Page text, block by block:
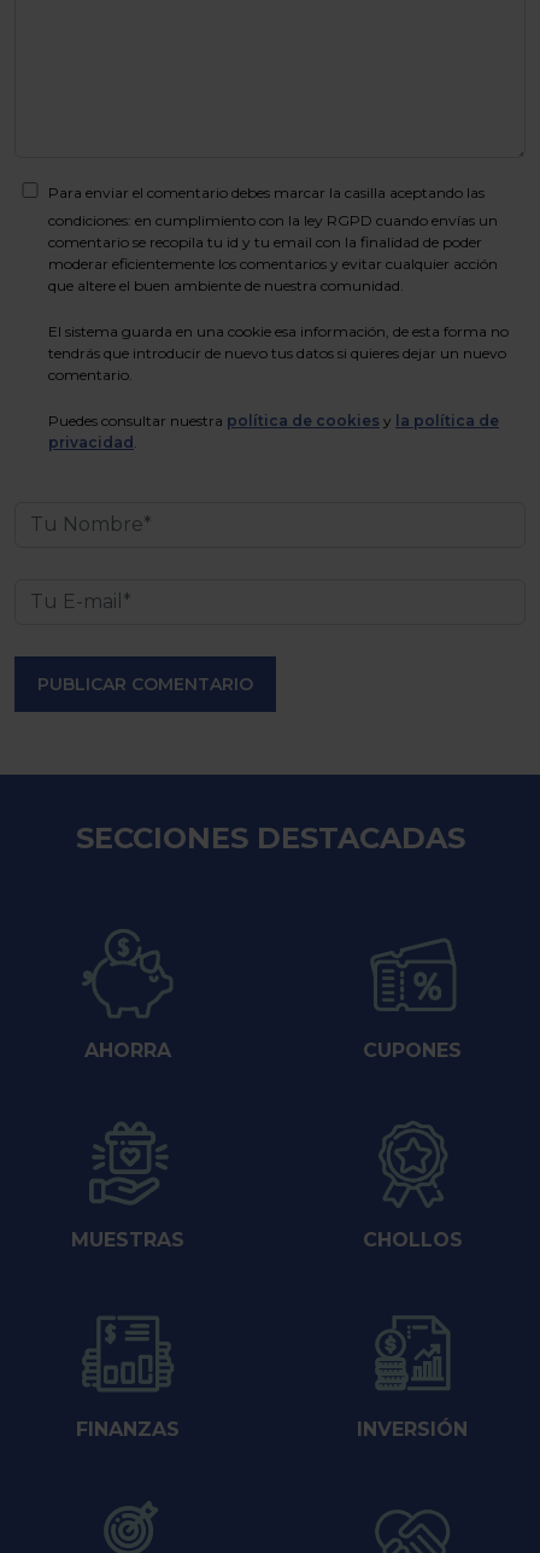
Para enviar el comentario debes marcar la casilla aceptando las
condiciones: en cumplimiento con la ley RGPD cuando envías un
comentario se recopila tu id y tu email con la finalidad de poder
moderar eficientemente los comentarios y evitar cualquier acción
que altere el buen ambiente de nuestra comunidad.
El sistema guarda en una cookie esa información, de esta forma no
tendrás que introducir de nuevo tus datos si quieres dejar un nuevo
comentario.
Puedes consultar nuestra política de cookies y la política de
privacidad .
PUBLICAR COMENTARIO
SECCIONES DESTACADAS
AHORRA CUPONES
MUESTRAS CHOLLOS
FINANZAS INVERSIÓN